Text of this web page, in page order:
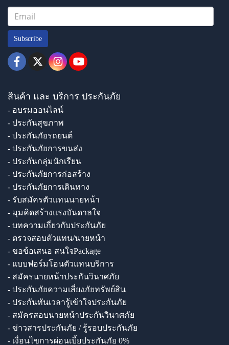
Subscribe
สินค้า และ บริการ ประกันภัย
- อบรมออนไลน์
- ประกันสุขภาพ
- ประกันภัยรถยนต์
- ประกันภัยการขนส่ง
- ประกันกลุ่มนักเรียน
- ประกันภัยการก่อสร้าง
- ประกันภัยการเดินทาง
- รับสมัครตัวแทนนายหน้า
- มุมคิดสร้างแรงบันดาลใจ
- บทความเกี่ยวกับประกันภัย
- ตรวจสอบตัวแทน/นายหน้า
- ขอข้อเสนอ สนใจPackage
- แบบฟอร์มโอนตัวแทนบริการ
- สมัครนายหน้าประกันวินาศภัย
- ประกันภัยความเสี่ยงภัยทรัพย์สิน
- ประกันทันเวลารู้เข้าใจประกันภัย
- สมัครสอบนายหน้าประกันวินาศภัย
- ข่าวสารประกันภัย / รู้รอบประกันภัย
- เงื่อนไขการผ่อนเบี้ยประกันภัย 0%